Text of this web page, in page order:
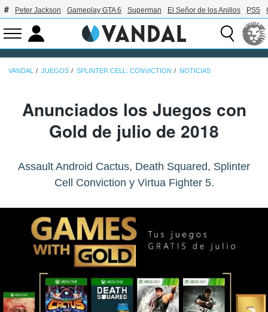
Peter Jackson Gameplay GTA 6 Superman El Señor de los Anillos PS5
VANDAL JUEGOS SPLINTER CELL: CONVICTION NOTICIAS
Anunciados los Juegos con
Gold de julio de 2018
Assault Android Cactus, Death Squared, Splinter
Cell Conviction y Virtua Fighter 5.